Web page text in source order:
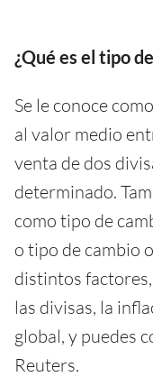
¿Qué es el tipo
Se le conoce
al valor medio
venta de dos
determinado.
como tipo de
o tipo de cambio
distintos
las divisas, la
global, y puedes
Reuters.